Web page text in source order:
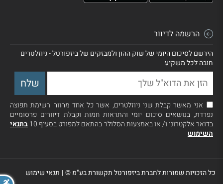
הרשמה לדיוור
הירשם לסיכום היומי של שוק ההון ולמבזקים של ביזפורטל - ניוזלטרים
חובה לכל משקיע
אני מאשר קבלת שני ניוזלטרים, אשר כל אחד מהווה רשימת תפוצה
נפרדת, בנושאים סיכום יומי והתראות חמות וקבלת דיוורים פרסומיים
בדואר אלקטרוני ו/ או באמצעות הסלולר בהתאם למפורט בסעיף 10
בתנאי
השימוש
כל הזכויות שמורות לחברת ביזפורטל תקשורת בע"מ ©| תנאי שימוש